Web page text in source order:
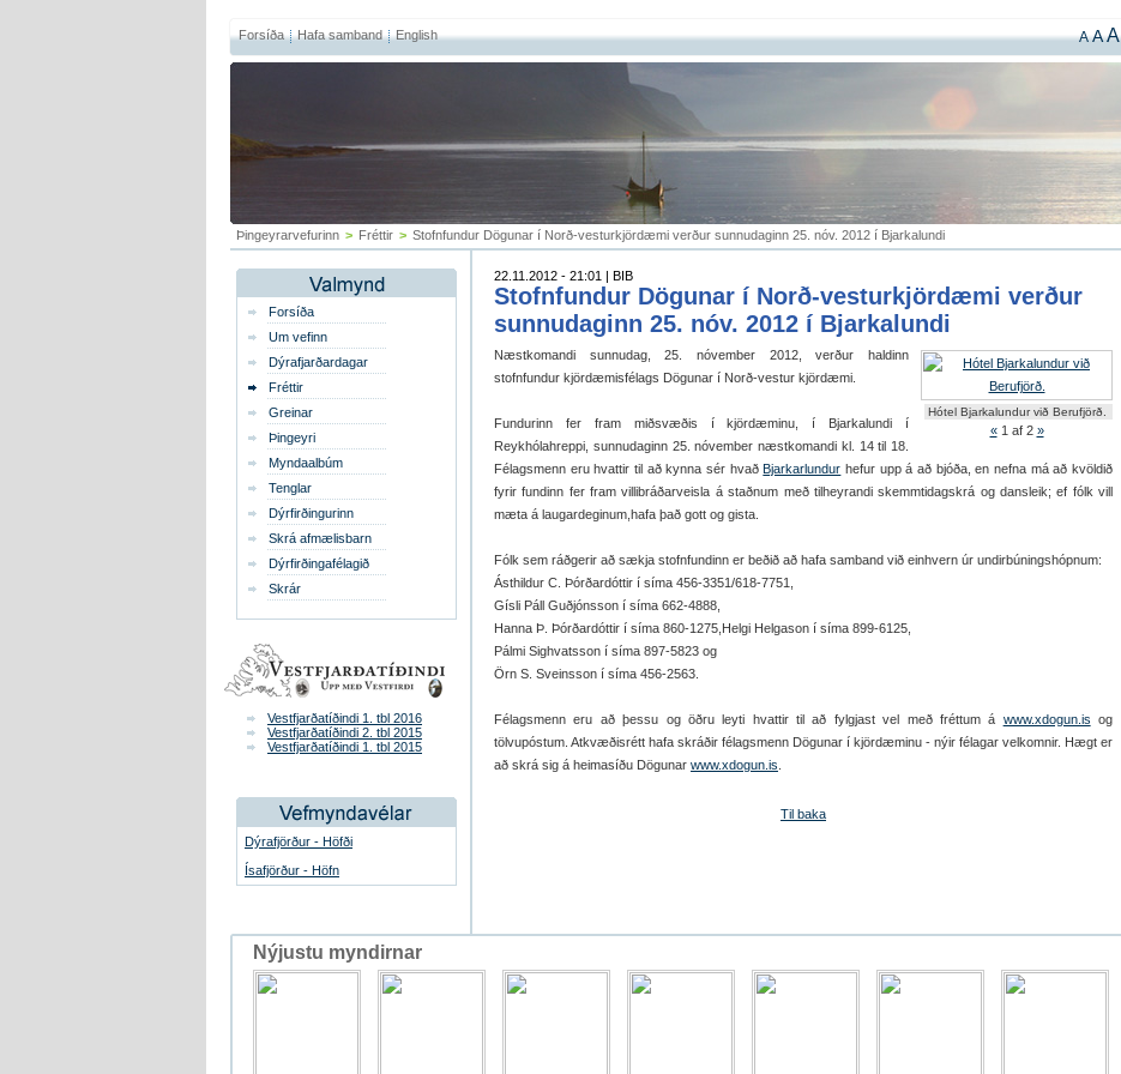
Forsíða Hafa samband English A AA
Þingeyrarvefurinn > Fréttir > Stofnfundur Dögunar í Norð-vesturkjördæmi verður sunnudaginn 25. nóv. 2012 í Bjarkalundi
Forsíða
Um vefinn
Dýrafjarðardagar
Fréttir
Greinar
Þingeyri
Myndaalbúm
Tenglar
Dýrfirðingurinn
Skrá afmælisbarn
Dýrfirðingafélagið
Skrár
Vestfjarðatíðindi 1. tbl 2016
Vestfjarðatíðindi 2. tbl 2015
Vestfjarðatíðindi 1. tbl 2015
Dýrafjörður - Höfði
Ísafjörður - Höfn
22.11.2012 - 21:01 | BIB
Stofnfundur Dögunar í Norð-vesturkjördæmi verður
sunnudaginn 25. nóv. 2012 í Bjarkalundi
Hótel Bjarkalundur við Berufjörð.
« 1 af 2 »
Næstkomandi sunnudag, 25. nóvember 2012, verður haldinn
stofnfundur kjördæmisfélags Dögunar í Norð-vestur kjördæmi.
Fundurinn fer fram miðsvæðis í kjördæminu, í Bjarkalundi í
Reykhólahreppi, sunnudaginn 25. nóvember næstkomandi kl. 14 til 18.
Félagsmenn eru hvattir til að kynna sér hvaðBjarkarlundur hefur upp á að bjóða, en nefna má að kvöldið
fyrir fundinn fer fram villibráðarveisla á staðnum með tilheyrandi skemmtidagskrá og dansleik; ef fólk vill
mæta á laugardeginum,hafa það gott og gista.
Fólk sem ráðgerir að sækja stofnfundinn er beðið að hafa samband við einhvern úr undirbúningshópnum:
Ásthildur C. Þórðardóttir í síma 456-3351/618-7751,
Gísli Páll Guðjónsson í síma 662-4888,
Hanna Þ. Þórðardóttir í síma 860-1275,Helgi Helgason í síma 899-6125,
Pálmi Sighvatsson í síma 897-5823 og
Örn S. Sveinsson í síma 456-2563.
Félagsmenn eru að þessu og öðru leyti hvattir til að fylgjast vel með fréttum á www.xdogun.is og
tölvupóstum. Atkvæðisrétt hafa skráðir félagsmenn Dögunar í kjördæminu - nýir félagar velkomnir. Hægt er
að skrá sig á heimasíðu Dögunar www.xdogun.is
Til baka
Nýjustu myndirnar